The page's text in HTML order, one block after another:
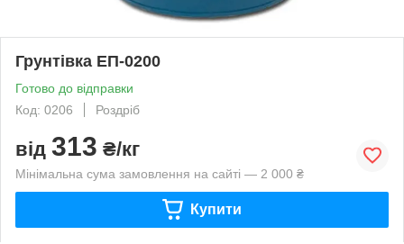
Грунтівка ЕП-0200
Готово до відправки
Код: 0206
Роздріб
від 313 ₴/кг
Мінімальна сума замовлення на сайті — 2 000 ₴
Купити